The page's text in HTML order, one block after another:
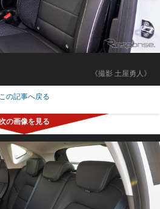
《撮影 土屋勇人》
この記事へ戻る